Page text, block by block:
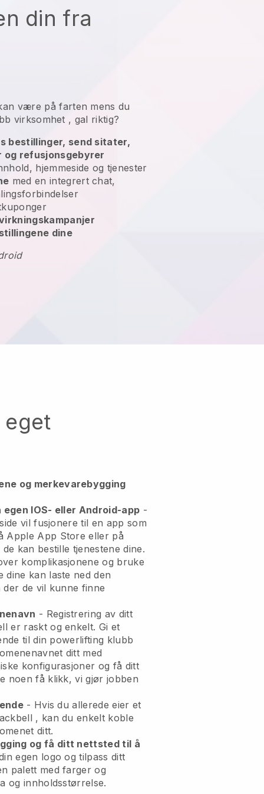
din fra
være på farten mens du
virksomhet , gal riktig?
bestillinger, send sitater,
og refusjonsgebyrer
hjemmeside og tjenester
med en integrert chat,
dine
og merkevarebygging
egen IOS- eller Android-app -
vil fusjonere til en app som
Apple App Store eller på
kan bestille tjenestene dine.
komplikasjonene og bruke
kan laste ned den
de vil kunne finne
- Registrering av ditt
er raskt og enkelt. Gi et
til din powerlifting klubb
ditt med
konfigurasjoner og få ditt
noen få klikk, vi gjør jobben
- Hvis du allerede eier et
, kan du enkelt koble
ditt.
og få ditt nettsted til å
egen logo og tilpass ditt
palett med farger og
og innholdsstørrelse.